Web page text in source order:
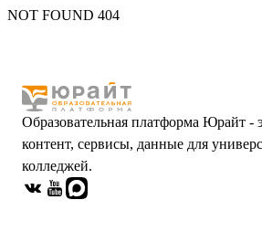
NOT FOUND 404
Образовательная платформа Юрайт -
контент, сервисы, данные для
колледжей.